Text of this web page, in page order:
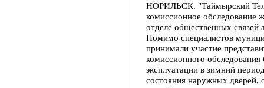
НОРИЛЬСК. "Таймырский
комиссионное обследование
отделе общественных связей
Помимо специалистов
принимали участие
комиссионного
эксплуатации в зимний
состояния наружных дверей,